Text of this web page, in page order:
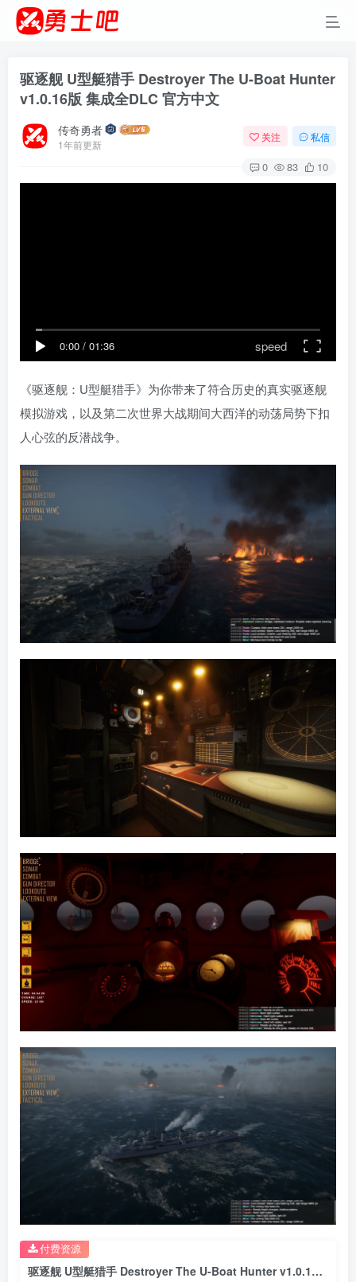
驱逐舰 U型艇猎手 Destroyer The U-Boat Hunter
v1.0.16版 集成全DLC 官方中文
传奇勇者
1年前更新
关注 私信
0 83 10
0:00 / 01:36 speed
《驱逐舰：U型艇猎手》为你带来了符合历史的真实驱逐舰
模拟游戏，以及第二次世界大战期间大西洋的动荡局势下扣
人心弦的反潜战争。
驱逐舰 U型艇猎手 Destroyer The U-Boat Hunter v1.0.16版 集成全DLC 官方中文
付费资源